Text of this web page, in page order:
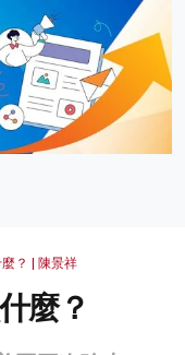
？ | 陳景祥
麼？